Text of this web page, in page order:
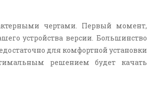
чертами. Первый момент,
устройства версии. Большинство
для комфортной установки
решением будет качать